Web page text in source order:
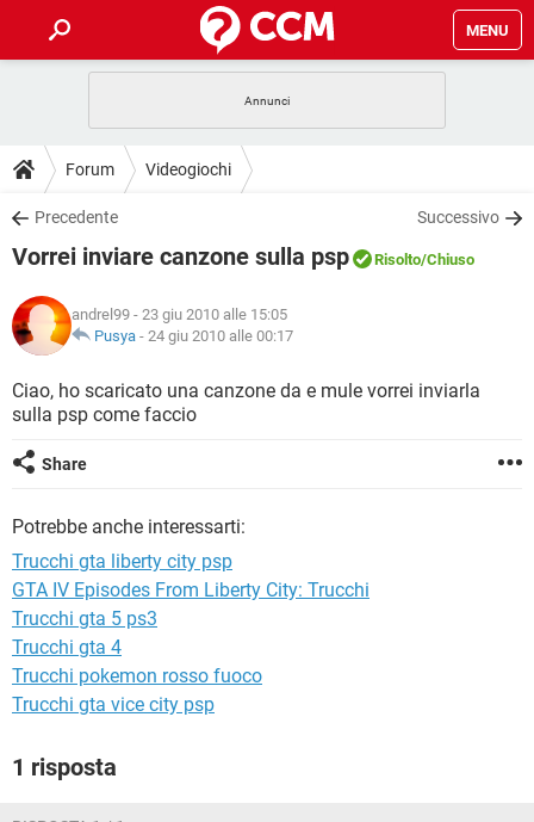
MENU
INTRATTENIMENTO
iOS
INSTAGRAM WHATSAPP
TIKTOK
HARDWARE
GUIDE
COVID-19
INSTAGRAM WHATSAPP
TIKTOK
HARDWARE
DOWNLOAD
COVID-19 GAMING
INTRATTENIMENTO
iOS WINDOWS 10
INSTAGRAM WHATSAPP
TIKTOK
HARDWARE
COVID-19 GAMING
INTRATTENIMENTO
iOS WINDOWS 10
HARDWARE
GLOSSARIO
COVID-19 GAMING
INTRATTENIMENTO
iOS
HARDWARE
Forum Videogiochi
Precedente Successivo
Vorrei inviare canzone sulla psp Risolto/Chiuso
andrel99 - 23 giu 2010 alle 15:05
Pusya - 24 giu 2010 alle 00:17
Ciao, ho scaricato una canzone da e mule vorrei inviarla
sulla psp come faccio
Share
Potrebbe anche interessarti:
Trucchi gta liberty city psp
GTA IV Episodes From Liberty City: Trucchi
Trucchi gta 5 ps3
Trucchi gta 4
Trucchi pokemon rosso fuoco
Trucchi gta vice city psp
1 risposta